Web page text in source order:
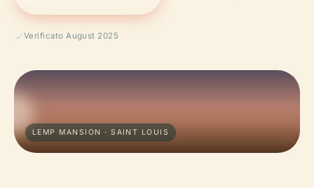
Verificato August 2025
LEMP MANSION · SAINT LOUIS